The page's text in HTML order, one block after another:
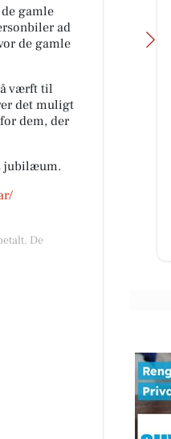
gamle
ad
de gamle
værft til
det muligt
dem, der
jubilæum.
De
frem,
175 år...